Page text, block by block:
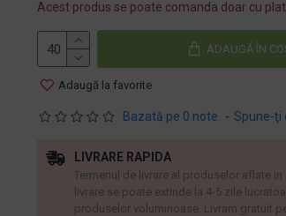
Bazată pe 0 note. - Spune-ţi
Acest produs se poate comanda doar cu
ADAUGĂ ÎN
Adaugă la favorite
LIVRARE RAPIDA
Termenul de livrare al produselor aflate
livrare se poate extinde la 4-5 zile
produselor voluminoase. Livram gratuit